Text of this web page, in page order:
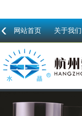
网站首页 关于我们
‹